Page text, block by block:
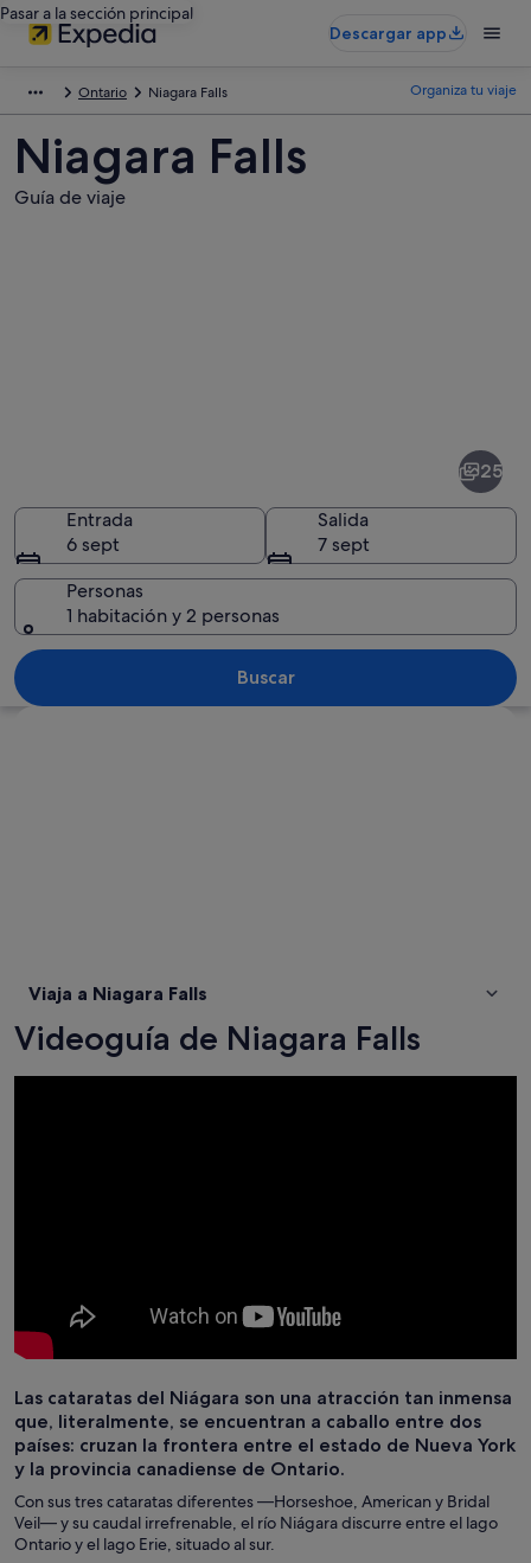
Pasar a la sección principal
Descargar app
Ontario Niagara Falls Organiza tu viaje
Niagara Falls
Guía de viaje
Una cascada con el reflejo de un cielo
25
Entrada
6 sept
Salida
7 sept
Personas
1 habitación y 2 personas
Buscar
Viaja a Niagara Falls
Videoguía de Niagara Falls
Las cataratas del Niágara son una atracción tan inmensa
que, literalmente, se encuentran a caballo entre dos
países: cruzan la frontera entre el estado de Nueva York
y la provincia canadiense de Ontario.
Con sus tres cataratas diferentes —Horseshoe, American y Bridal
Veil— y su caudal irrefrenable, el río Niágara discurre entre el lago
Ontario y el lago Erie, situado al sur.